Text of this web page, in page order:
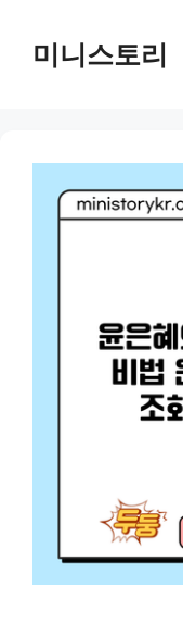
content미니스토리